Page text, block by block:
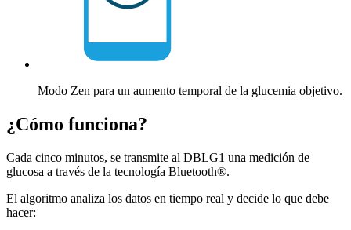
Modo Zen para un aumento temporal de la glucemia objetivo.
¿Cómo funciona?
Cada cinco minutos, se transmite al DBLG1 una medición de
glucosa a través de la tecnología Bluetooth®.
El algoritmo analiza los datos en tiempo real y decide lo que debe
hacer: